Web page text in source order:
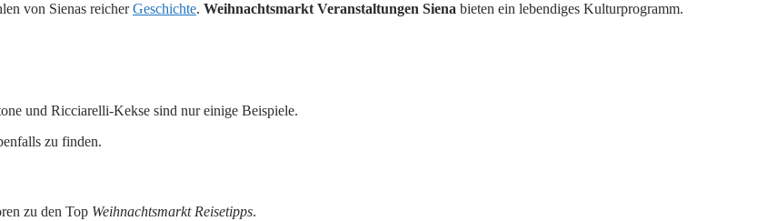
von Sienas reicherGeschichte. Weihnachtsmarkt Veranstaltungen Siena bieten ein lebendiges Kulturprogramm.
und Ricciarelli-Kekse sind nur einige Beispiele.
zu finden.
zu den Top Weihnachtsmarkt Reisetipps.